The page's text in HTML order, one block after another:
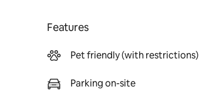
Features
Pet friendly (with restrictions)
Parking on-site